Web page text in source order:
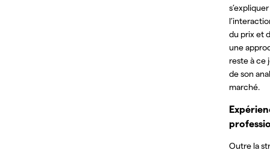
du prix et
une
reste à ce
de son
marché.
Outre la